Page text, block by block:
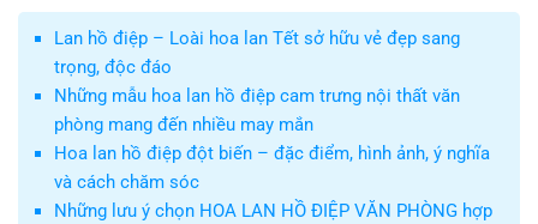
Lan hồ điệp – Loài hoa lan Tết sở hữu vẻ đẹp sang
trọng, độc đáo
Những mẫu hoa lan hồ điệp cam trưng nội thất văn
phòng mang đến nhiều may mắn
Hoa lan hồ điệp đột biến – đặc điểm, hình ảnh, ý nghĩa
và cách chăm sóc
Những lưu ý chọn HOA LAN HỒ ĐIỆP VĂN PHÒNG hợp